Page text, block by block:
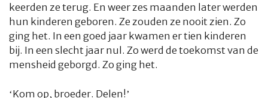
keerden ze terug. En weer zes maanden later werden
hun kinderen geboren. Ze zouden ze nooit zien. Zo
ging het. In een goed jaar kwamen er tien kinderen
bij. In een slecht jaar nul. Zo werd de toekomst van de
mensheid geborgd. Zo ging het.
‘Kom op, broeder. Delen!’